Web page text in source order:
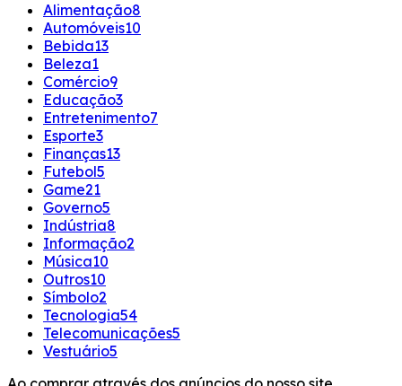
Alimentação8
Automóveis10
Bebida13
Beleza1
Comércio9
Educação3
Entretenimento7
Esporte3
Finanças13
Futebol5
Game21
Governo5
Indústria8
Informação2
Música10
Outros10
Símbolo2
Tecnologia54
Telecomunicações5
Vestuário5